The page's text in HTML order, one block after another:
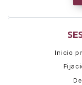
Inicio